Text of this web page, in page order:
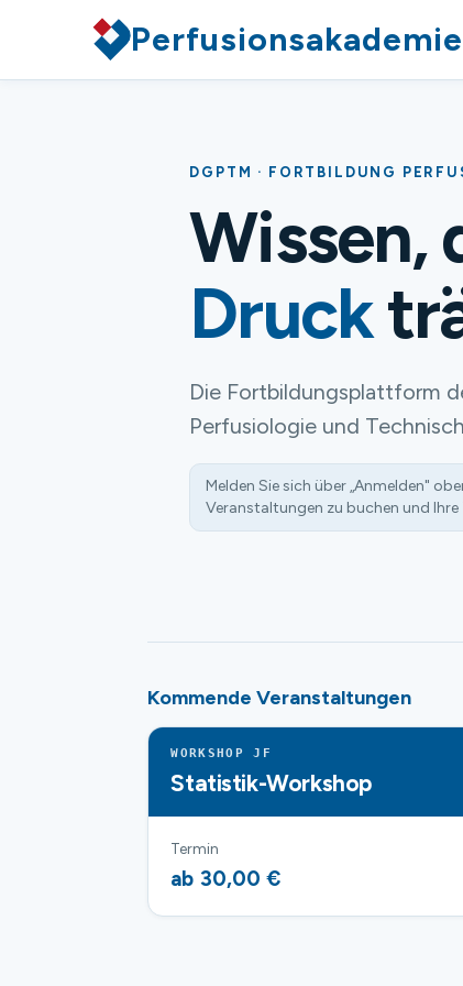
Perfusionsakademie
DGPTM · FORTBILDUNG
Wissen,
Druck
Die Fortbildungsplattform
Perfusiologie und
Melden Sie sich über „Anmelden"
Veranstaltungen zu buchen und Ihre
Kommende Veranstaltungen
WORKSHOP JF
Statistik-Workshop
Termin
ab 30,00 €